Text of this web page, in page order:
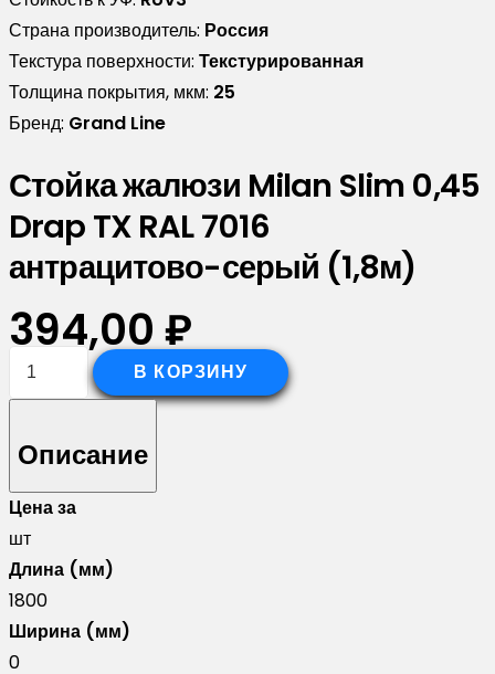
Страна производитель: Россия
Текстура поверхности: Текстурированная
Толщина покрытия, мкм: 25
Бренд: Grand Line
Стойка жалюзи Milan Slim 0,45
Drap TX RAL 7016
антрацитово-серый (1,8м)
394,00 ₽
Количество
жалюзи
Milan
Slim
0,45
Drap
TX
RAL
7016
В КОРЗИНУ
Описание
Цена за
шт
Длина (мм)
1800
Ширина (мм)
0